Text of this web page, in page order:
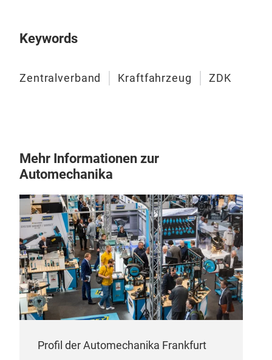
Keywords
Zentralverband Kraftfahrzeug ZDK
Mehr Informationen zur
Automechanika
Profil der Automechanika Frankfurt